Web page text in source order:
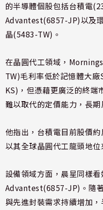
的半導體個股包括台積電
Advantest(6857-JP)以及
晶(5483-TW)。
在晶圓代工領域，
TW)毛利率低於記憶體大
KS)，但憑藉更廣泛的終端
難以取代的定價能力，長
他指出，台積電目前股價
以其全球晶圓代工龍頭地位
設備領域方面，晨星同樣
Advantest(6857-JP)。隨
與先進封裝需求持續增加